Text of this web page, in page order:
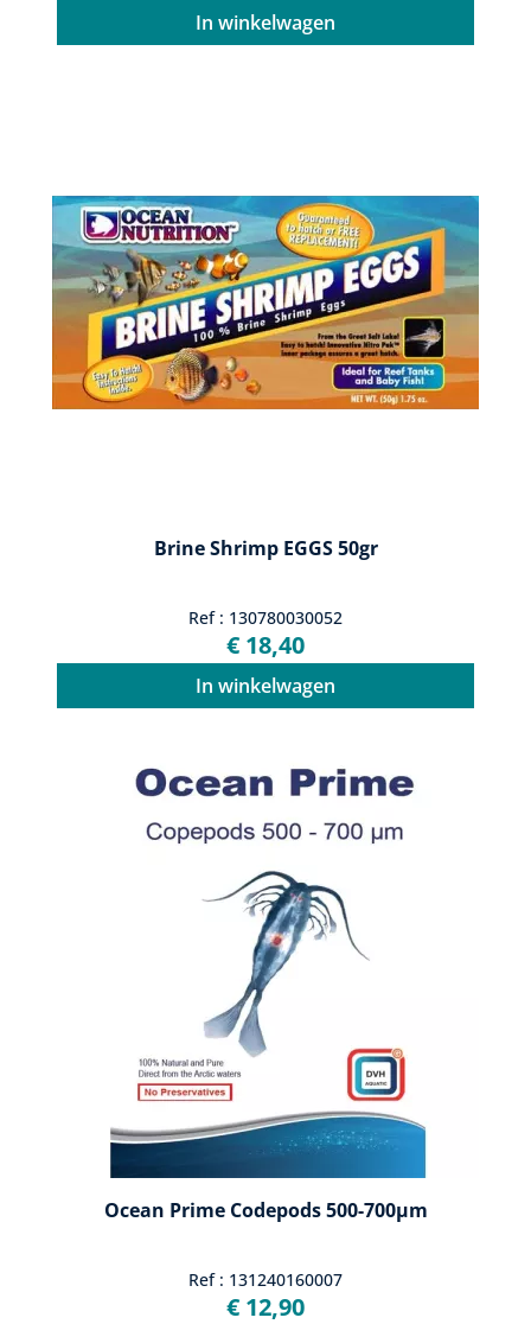
In winkelwagen
Brine Shrimp EGGS 50gr
Ref : 130780030052
€ 18,40
In winkelwagen
Ocean Prime Codepods 500-700µm
Ref : 131240160007
€ 12,90